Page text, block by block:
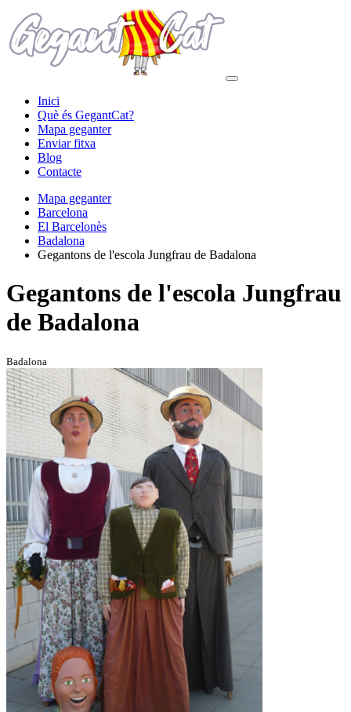
Inici
Què és GegantCat?
Mapa geganter
Enviar fitxa
Blog
Contacte
Mapa geganter
Barcelona
El Barcelonès
Badalona
Gegantons de l'escola Jungfrau de Badalona
Gegantons de l'escola Jungfrau
de Badalona
Badalona